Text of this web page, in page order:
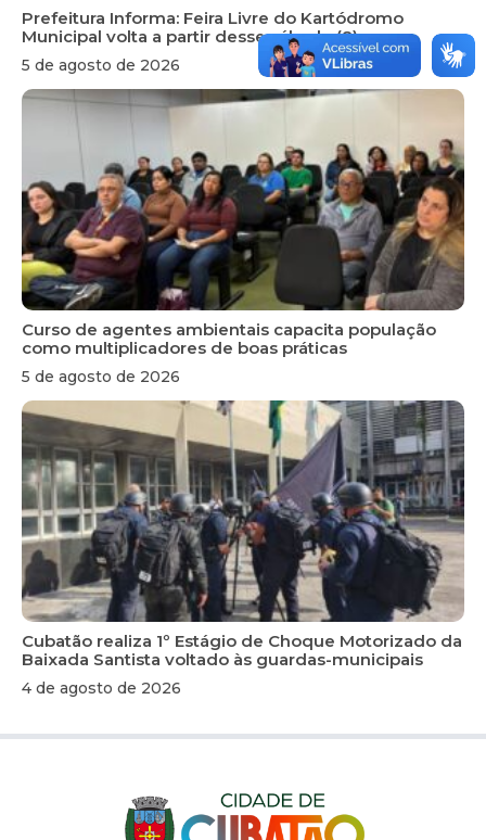
Prefeitura Informa: Feira Livre do Kartódromo
Municipal volta a partir desse sábado (8)
5 de agosto de 2026
Curso de agentes ambientais capacita população
como multiplicadores de boas práticas
5 de agosto de 2026
Cubatão realiza 1º Estágio de Choque Motorizado da
Baixada Santista voltado às guardas-municipais
4 de agosto de 2026